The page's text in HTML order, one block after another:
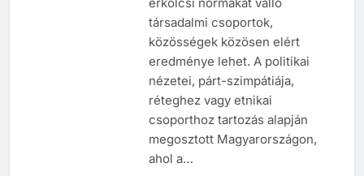
társadalmi csoportok,
közösségek közösen elért
eredménye lehet. A politikai
nézetei, párt-szimpátiája,
réteghez vagy etnikai
csoporthoz tartozás alapján
megosztott Magyarországon,
ahol a…